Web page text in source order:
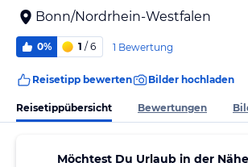
Bonn/Nordrhein-Westfalen
0% 1 / 6 1 Bewertung
Reisetipp bewerten Bilder hochladen
Reisetippübersicht Bewertungen
Möchtest Du Urlaub in der